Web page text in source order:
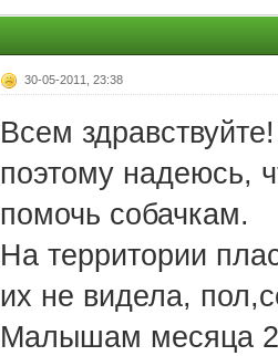
30-05-2011, 23:38
Всем
поэтому надеюсь,
помочь собачкам.
На территории
их не видела,
Малышам месяца